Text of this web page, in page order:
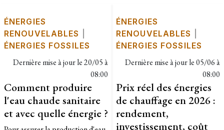
ÉNERGIES
RENOUVELABLES
ÉNERGIES FOSSILES
Dernière mise à jour le20/05 à
08:00
Comment produire
l'eau chaude sanitaire
et avec quelle énergie ?
ÉNERGIES
RENOUVELABLES
ÉNERGIES FOSSILES
Dernière mise à jour le05/06 à
08:00
Prix réel des énergies
de chauffage en 2026 :
rendement,
investissement, coût